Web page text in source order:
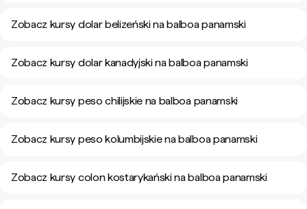
Zobacz kursy dolar belizeński na balboa panamski
Zobacz kursy dolar kanadyjski na balboa panamski
Zobacz kursy peso chilijskie na balboa panamski
Zobacz kursy peso kolumbijskie na balboa panamski
Zobacz kursy colon kostarykański na balboa panamski